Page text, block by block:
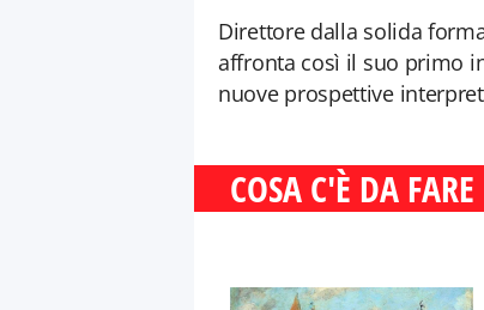
Direttore dalla solida
affronta così il suo primo
nuove prospettive
COSA C'È DA FARE